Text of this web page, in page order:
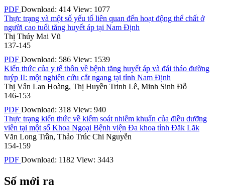
PDF Download: 414 View: 1077
Thực trạng và một số yếu tố liên quan đến hoạt động thể chất ở
người cao tuổi tăng huyết áp tại Nam Định
Thị Thúy Mai Vũ
137-145
PDF Download: 586 View: 1539
Kiến thức của y tế thôn về bệnh tăng huyết áp và đái tháo đường
tuýp II: một nghiên cứu cắt ngang tại tỉnh Nam Định
Thị Vân Lan Hoàng, Thị Huyền Trinh Lê, Minh Sinh Đỗ
146-153
PDF Download: 318 View: 940
Thực trạng kiến thức về kiểm soát nhiễm khuẩn của điều dưỡng
viên tại một số Khoa Ngoại Bệnh viện Đa khoa tỉnh Đăk Lăk
Văn Long Trần, Thảo Trúc Chi Nguyễn
154-159
PDF Download: 1182 View: 3443
Số mới ra